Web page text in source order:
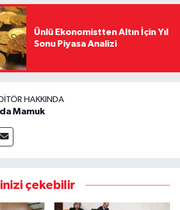
Ünlü Ekonomistten Altın İçin Yıl
Sonu Piyasa Analizi
HAKKINDA
Mamuk
çekebilir